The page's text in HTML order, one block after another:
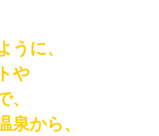
うに、
や
、
泉から、